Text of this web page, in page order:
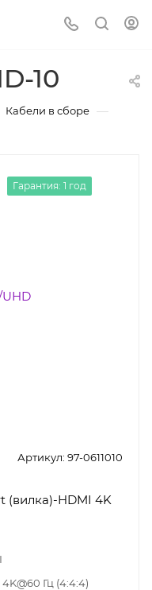
10
Кабели в сборе —
Гарантия: 1 год
Артикул: 97-0611010
(вилка)-HDMI 4K
Гц (4:4:4)